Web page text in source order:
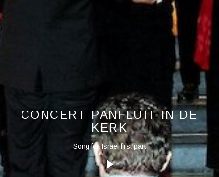
CONCERT PANFLUIT IN DE
KERK
Song for Israel first part